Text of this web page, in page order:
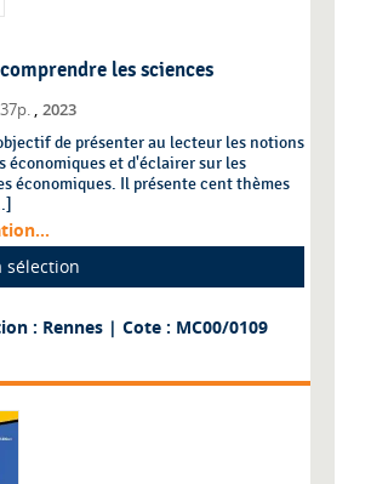
les sciences
2023
de présenter au lecteur les notions
économiques et d'éclairer sur les
économiques. Il présente cent thèmes
sélection
: Rennes | Cote : MC00/0109